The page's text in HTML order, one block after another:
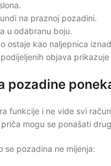
na praznoj pozadini.
u odabranu boju.
ostaje kao naljepnica
objava
pozadine
funkcije i ne vide svi
mogu se ponašati
se pozadina ne mijenja: